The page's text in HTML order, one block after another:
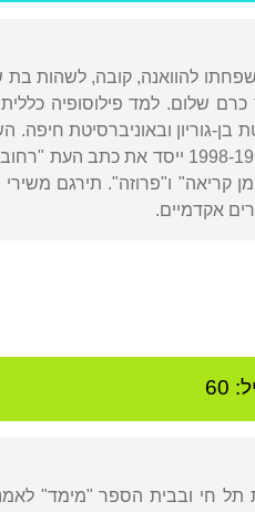
שלום. למד פילוסופיה
בן-גוריון ובאוניברסיטת
ו"פרוזה". תירגם משירי
אקדמיים.
60
חי ובבית הספר "מימד"